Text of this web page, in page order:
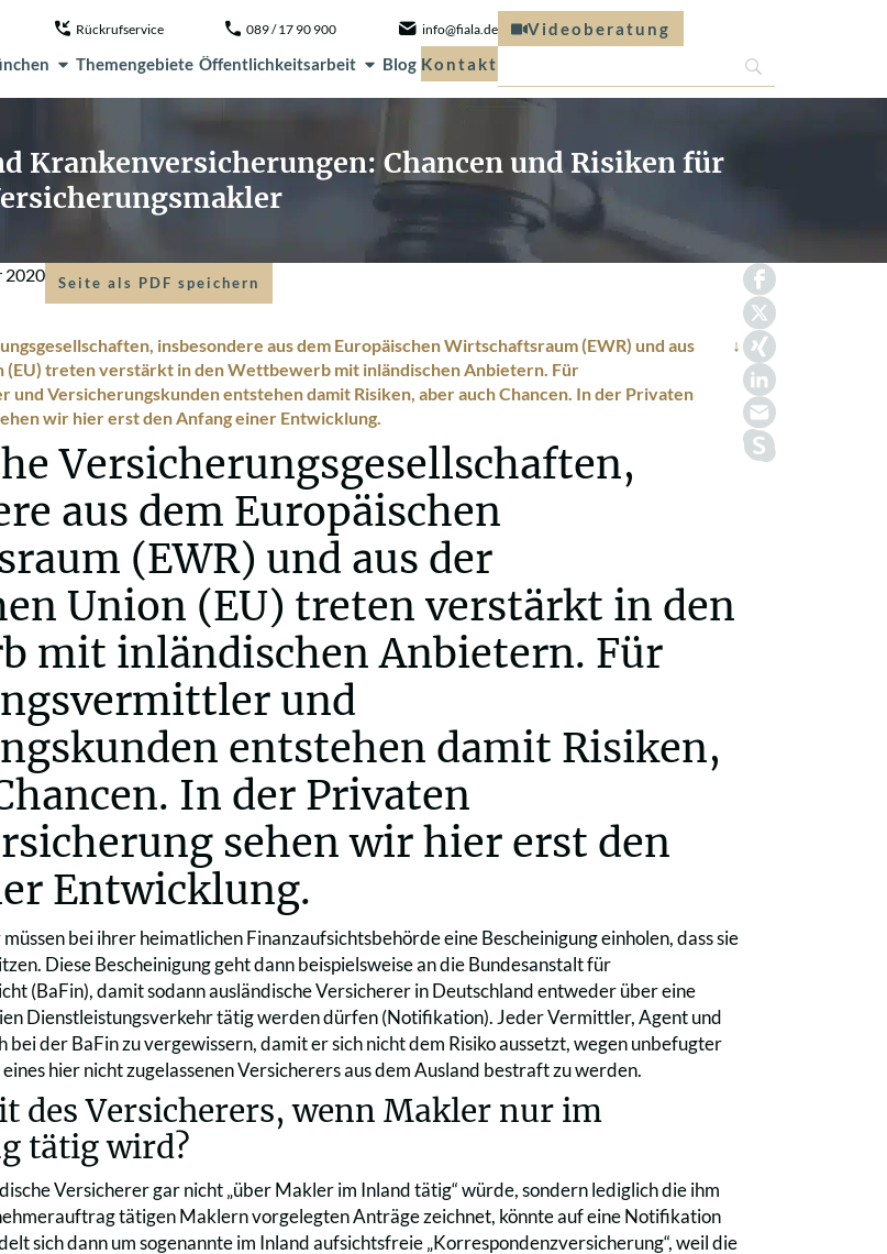
Rückrufservice 089 / 17 90 900 info@fiala.de
Themengebiete Öffentlichkeitsarbeit Blog Kontakt
Videoberatung
Krankenversicherungen: Chancen und Risiken für
2020 Seite als PDF speichern
insbesondere aus dem Europäischen Wirtschaftsraum (EWR) und aus
(EU) treten verstärkt in den Wettbewerb mit inländischen Anbietern. Für
Versicherungskunden entstehen damit Risiken, aber auch Chancen. In der Privaten
wir hier erst den Anfang einer Entwicklung.
Versicherungsgesellschaften,
aus dem Europäischen
(EWR) und aus der
Union (EU) treten verstärkt in den
mit inländischen Anbietern. Für
und
entstehen damit Risiken,
In der Privaten
sehen wir hier erst den
Entwicklung.
bei ihrer heimatlichen Finanzaufsichtsbehörde eine Bescheinigung einholen, dass sie
Diese Bescheinigung geht dann beispielsweise an die Bundesanstalt für
(BaFin), damit sodann ausländische Versicherer in Deutschland entweder über eine
Dienstleistungsverkehr tätig werden dürfen (Notifikation). Jeder Vermittler, Agent und
bei der BaFin zu vergewissern, damit er sich nicht dem Risiko aussetzt, wegen unbefugter
hier nicht zugelassenen Versicherers aus dem Ausland bestraft zu werden.
des Versicherers, wenn Makler nur im
tätig wird?
Versicherer gar nicht „über Makler im Inland tätig“ würde, sondern lediglich die ihm
tätigen Maklern vorgelegten Anträge zeichnet, könnte auf eine Notifikation
sich dann um sogenannte im Inland aufsichtsfreie „Korrespondenzversicherung“, weil die